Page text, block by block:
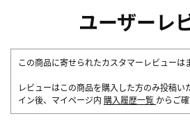
ユーザーレ
この商品に寄せられたカスタマーレビューは
レビューはこの商品を購入した方のみ投稿い
イン後、マイページ内 購入履歴一覧 からご